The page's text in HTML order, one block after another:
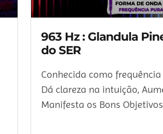
963 Hz : Glandula
do SER
Conhecida como
Dá clareza na intuição,
Manifesta os Bons